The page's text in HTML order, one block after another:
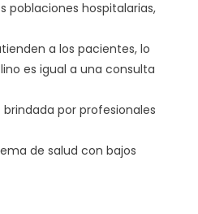
poblaciones hospitalarias,
a los pacientes, lo
es igual a una consulta
por profesionales
de salud con bajos